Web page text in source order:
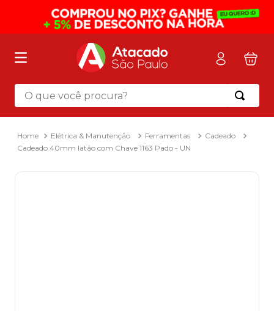
O que você procura?
Elétrica & Manutenção Ferramentas
Cadeado
Cadeado 40mm latão com Chave 1163 Pado - UN
Termos mais buscados
mochila
2º sacola
3º mala